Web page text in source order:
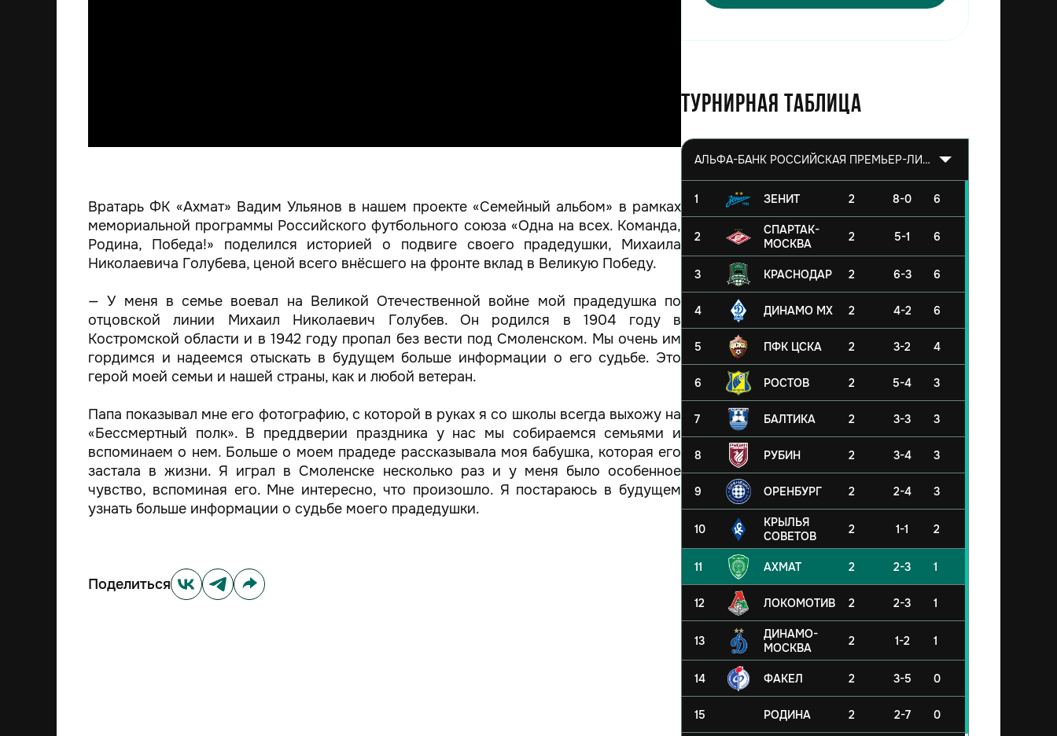
Турнирная таблица
АЛЬФА-БАНК РОССИЙСКАЯ ПРЕМЬЕР-ЛИГА 2026/2027
1 ЗЕНИТ 2 8-0 6
2
СПАРТАК-
МОСКВА
2 5-1 6
3 КРАСНОДАР 2 6-3 6
4 ДИНАМО МХ 2 4-2 6
5 ПФК ЦСКА 2 3-2 4
6 РОСТОВ 2 5-4 3
7 БАЛТИКА 2 3-3 3
8 РУБИН 2 3-4 3
9 ОРЕНБУРГ 2 2-4 3
10
КРЫЛЬЯ
СОВЕТОВ
2 1-1 2
11 АХМАТ 2 2-3 1
12 ЛОКОМОТИВ 2 2-3 1
13
ДИНАМО-
МОСКВА
2 1-2 1
14 ФАКЕЛ 2 3-5 0
15 РОДИНА 2 2-7 0
Вратарь ФК «Ахмат» Вадим Ульянов в нашем проекте «Семейный альбом» в рамках
мемориальной программы Российского футбольного союза «Одна на всех. Команда,
Родина, Победа!» поделился историей о подвиге своего прадедушки, Михаила
Николаевича Голубева, ценой всего внёсшего на фронте вклад в Великую Победу.
— У меня в семье воевал на Великой Отечественной войне мой прадедушка по
отцовской линии Михаил Николаевич Голубев. Он родился в 1904 году в
Костромской области и в 1942 году пропал без вести под Смоленском. Мы очень им
гордимся и надеемся отыскать в будущем больше информации о его судьбе. Это
герой моей семьи и нашей страны, как и любой ветеран.
Папа показывал мне его фотографию, с которой в руках я со школы всегда выхожу на
«Бессмертный полк». В преддверии праздника у нас мы собираемся семьями и
вспоминаем о нем. Больше о моем прадеде рассказывала моя бабушка, которая его
застала в жизни. Я играл в Смоленске несколько раз и у меня было особенное
чувство, вспоминая его. Мне интересно, что произошло. Я постараюсь в будущем
узнать больше информации о судьбе моего прадедушки.
Поделиться